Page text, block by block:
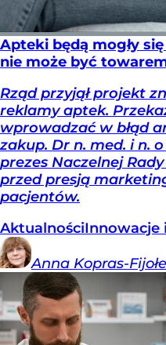
Apteki będą mogły
nie może być
Rząd przyjął projekt
reklamy aptek.
wprowadzać w błąd
zakup. Dr n. med. i n.
prezes Naczelnej
przed presją
pacjentów.
AktualnościInnowacje
Anna Kopras-